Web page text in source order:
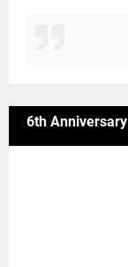
6th Anniversary